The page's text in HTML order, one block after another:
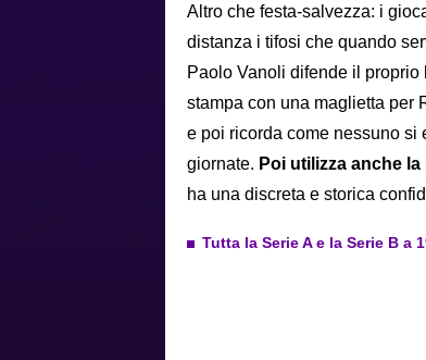
Altro che festa-salvezza: i
distanza i tifosi che quando
Paolo Vanoli difende il
stampa con una maglietta per
e poi ricorda come nessuno si
giornate. Poi utilizza anche
ha una discreta e storica
Tutta la Serie A e la Serie B a